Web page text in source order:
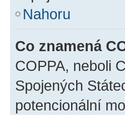
Nahoru
Co znamená
COPPA, neboli
Spojených
potencionální